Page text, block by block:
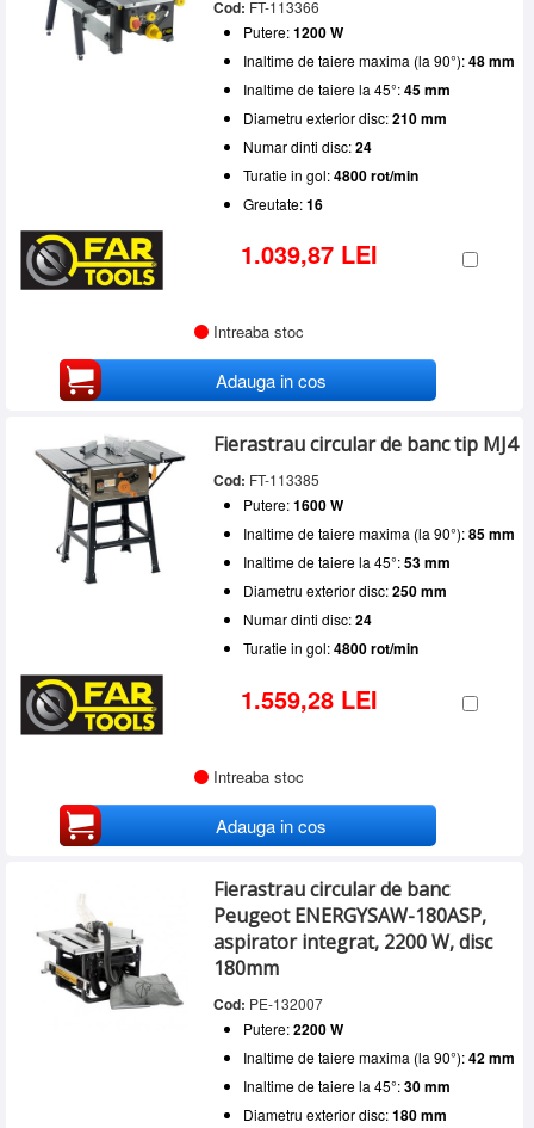
Cod: FT-113366
Putere:1200 W
Inaltime de taiere maxima (la 90°):48 mm
Inaltime de taiere la 45°:45 mm
Diametru exterior disc:210 mm
Numar dinti disc:24
Turatie in gol:4800 rot/min
Greutate:16
1.039,87 LEI
Intreaba stoc
Adauga in cos
Fierastrau circular de banc tip MJ4
Cod: FT-113385
Putere:1600 W
Inaltime de taiere maxima (la 90°):85 mm
Inaltime de taiere la 45°:53 mm
Diametru exterior disc:250 mm
Numar dinti disc:24
Turatie in gol:4800 rot/min
1.559,28 LEI
Intreaba stoc
Adauga in cos
Fierastrau circular de banc
Peugeot ENERGYSAW-180ASP,
aspirator integrat, 2200 W, disc
180mm
Cod: PE-132007
Putere:2200 W
Inaltime de taiere maxima (la 90°):42 mm
Inaltime de taiere la 45°:30 mm
Diametru exterior disc:180 mm